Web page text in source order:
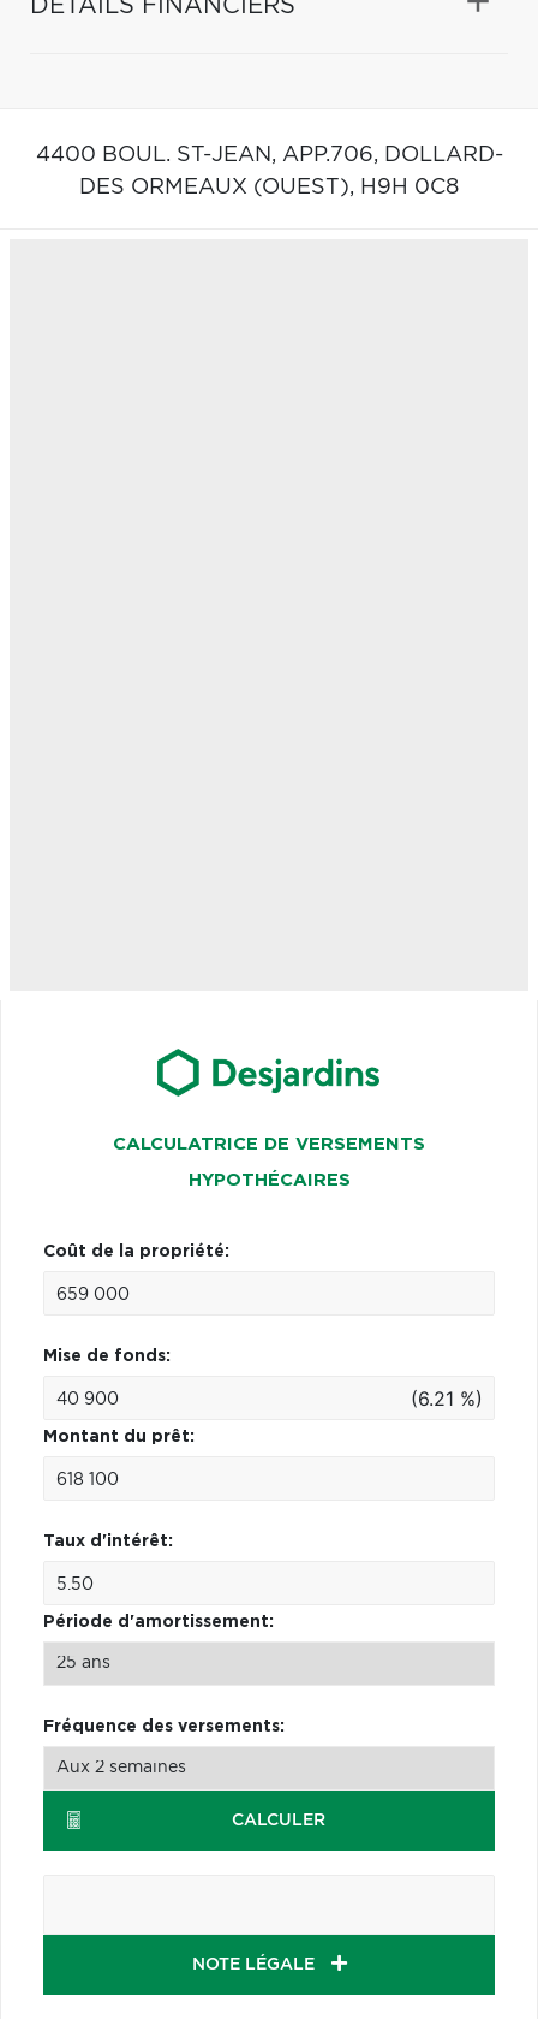
DÉTAILS FINANCIERS
4400 BOUL. ST-JEAN, APP.706, DOLLARD-
DES ORMEAUX (OUEST), H9H 0C8
CALCULATRICE DE VERSEMENTS
HYPOTHÉCAIRES
Coût de la propriété:
Mise de fonds:
(6.21 %)
Montant du prêt:
Taux d'intérêt:
Période d'amortissement:
Fréquence des versements:
CALCULER
NOTE LÉGALE